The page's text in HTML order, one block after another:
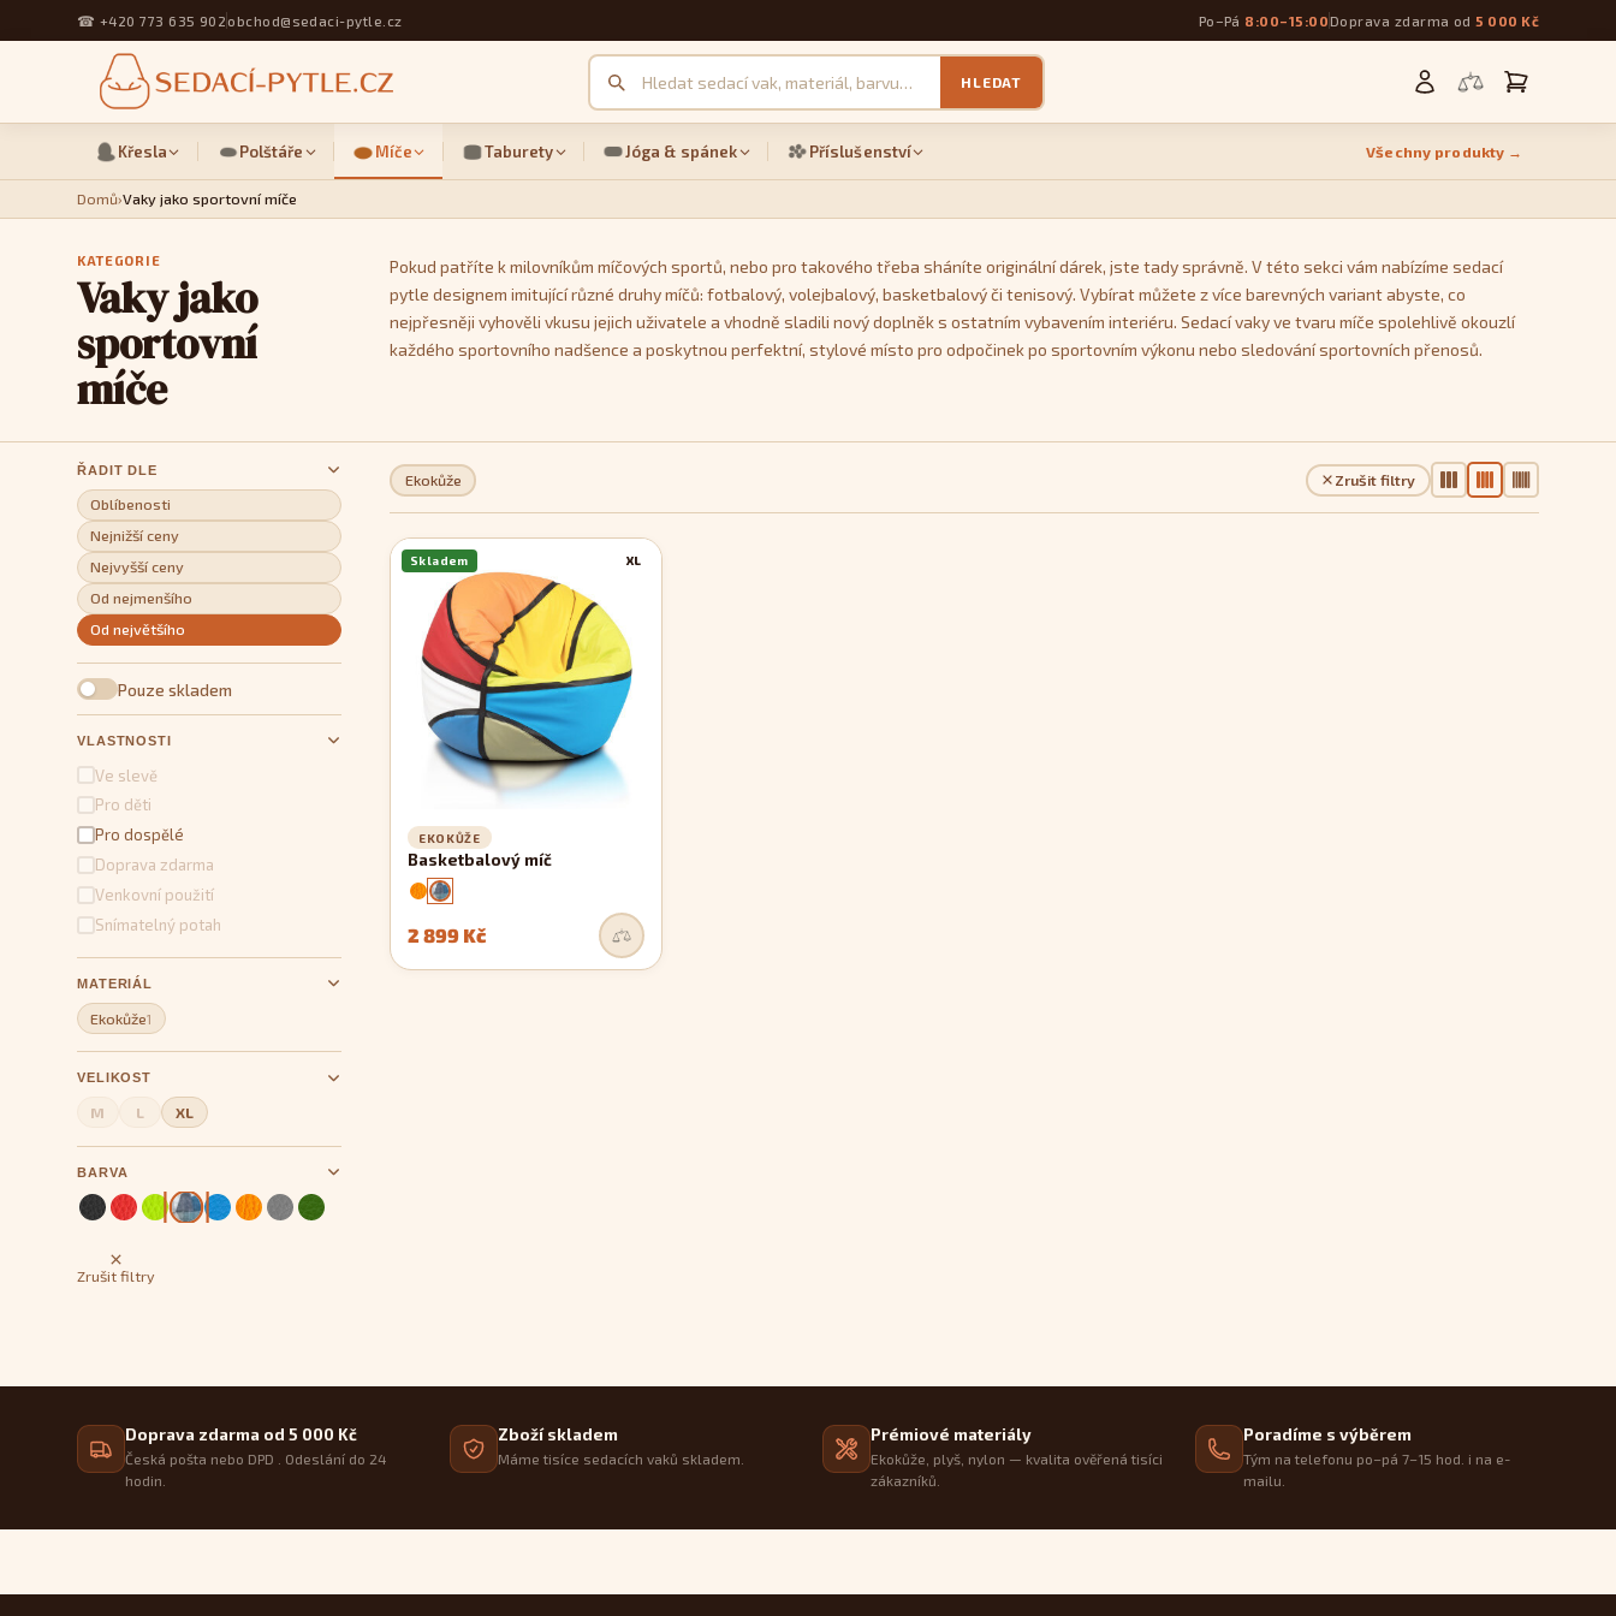
☎ +420 773 635 902 obchod@sedaci-pytle.cz Po–Pá 8:00–15:00Doprava zdarma od 5 000 Kč
HLEDAT
Křesla Polštáře Míče Taburety Jóga & spánek Příslušenství Všechny produkty →
Domů›Vaky jako sportovní míče
KATEGORIE
Vaky jako
sportovní
míče
Pokud patříte k milovníkům míčových sportů, nebo pro takového třeba sháníte originální dárek, jste tady správně. V této sekci vám nabízíme sedací
pytle designem imitující různé druhy míčů: fotbalový, volejbalový, basketbalový či tenisový. Vybírat můžete z více barevných variant abyste, co
nejpřesněji vyhověli vkusu jejich uživatele a vhodně sladili nový doplněk s ostatním vybavením interiéru. Sedací vaky ve tvaru míče spolehlivě okouzlí
každého sportovního nadšence a poskytnou perfektní, stylové místo pro odpočinek po sportovním výkonu nebo sledování sportovních přenosů.
ŘADIT DLE
Oblíbenosti
Nejnižší ceny
Nejvyšší ceny
Od nejmenšího
Od největšího
Pouze skladem
VLASTNOSTI
Ve slevě
Pro děti
Pro dospělé
Doprava zdarma
Venkovní použití
Snímatelný potah
MATERIÁL
Ekokůže1
VELIKOST
M L XL
BARVA
Zrušit filtry
Ekokůže Zrušit filtry
XL
Skladem
EKOKŮŽE
Basketbalový míč
2 899 Kč
Doprava zdarma od 5 000 Kč
Česká pošta nebo DPD . Odeslání do 24
hodin.
Zboží skladem
Máme tisíce sedacích vaků skladem.
Prémiové materiály
Ekokůže, plyš, nylon — kvalita ověřená tisíci
zákazníků.
Poradíme s výběrem
Tým na telefonu po–pá 7–15 hod. i na e-
mailu.